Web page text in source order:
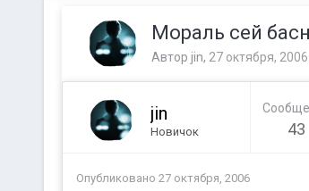
Мораль сей
Автор jin, 27 октября, 2006
jin
Новичок 43
Опубликовано 27 октября, 2006